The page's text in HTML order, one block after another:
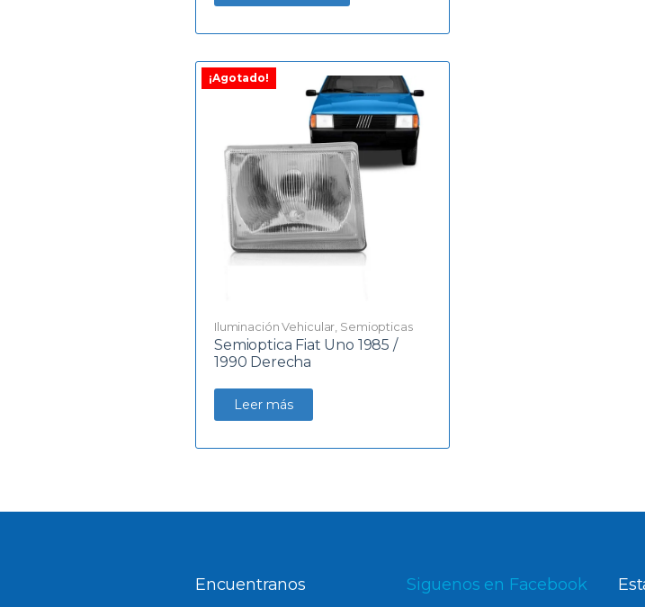
¡Agotado!
Iluminación Vehicular, Semiopticas
Semioptica Fiat Uno 1985 /
1990 Derecha
Leer más
Encuentranos Siguenos en Facebook